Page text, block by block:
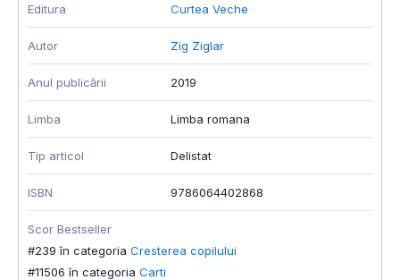
Editura Curtea Veche
Autor Zig Ziglar
Anul publicării 2019
Limba Limba romana
Tip articol Delistat
ISBN 9786064402868
Scor Bestseller
#239 în categoria Cresterea copilului
#11506 în categoria Carti